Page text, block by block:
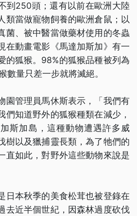
到250頭；還有以前在歐洲大陸
類當做寵物飼養的歐洲倉鼠；以
菌、被中醫當做藥材使用的冬蟲
在動畫電影《馬達加斯加》有一
的狐猴。98%的狐猴品種被列為
數量只差一步就將滅絕。
園管理員馬休斯表示，「我們有
們知道野外的狐猴種類在減少，
斯加島，這種動物遭遇許多威
樹以及獵捕靈長類，為了牠們的
直如此，對野外這些動物來說是
日本秋季的美食松茸也被登錄在
去近半個世紀，因森林過度砍伐